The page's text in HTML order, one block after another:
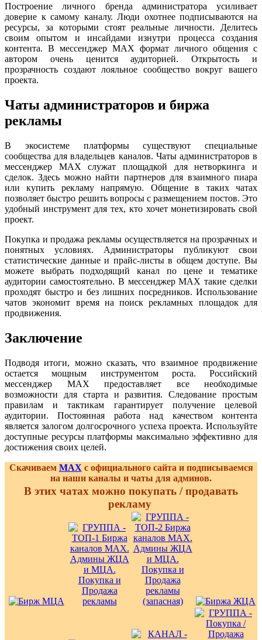
Построение личного бренда администратора усиливает
доверие к самому каналу. Люди охотнее подписываются на
ресурсы, за которыми стоят реальные личности. Делитесь
своим опытом и инсайдами изнутри процесса создания
контента. В мессенджер MAX формат личного общения с
автором очень ценится аудиторией. Открытость и
прозрачность создают лояльное сообщество вокруг вашего
проекта.
Чаты администраторов и биржа
рекламы
В экосистеме платформы существуют специальные
сообщества для владельцев каналов. Чаты администраторов в
мессенджер MAX служат площадкой для нетворкинга и
сделок. Здесь можно найти партнеров для взаимного пиара
или купить рекламу напрямую. Общение в таких чатах
позволяет быстро решить вопросы с размещением постов. Это
удобный инструмент для тех, кто хочет монетизировать свой
проект.
Покупка и продажа рекламы осуществляется на прозрачных и
понятных условиях. Администраторы публикуют свои
статистические данные и прайс-листы в общем доступе. Вы
можете выбрать подходящий канал по цене и тематике
аудитории самостоятельно. В мессенджер MAX такие сделки
проходят быстро и без лишних посредников. Использование
чатов экономит время на поиск рекламных площадок для
продвижения.
Заключение
Подводя итоги, можно сказать, что взаимное продвижение
остается мощным инструментом роста. Российский
мессенджер MAX предоставляет все необходимые
возможности для старта и развития. Следование простым
правилам и тактикам гарантирует получение целевой
аудитории. Постоянная работа над качеством контента
является залогом долгосрочного успеха проекта. Используйте
доступные ресурсы платформы максимально эффективно для
достижения своих целей.
Скачиваем MAX с официального сайта и подписываемся
на наши каналы и чаты для админов.
В этих чатах можно покупать / продавать
рекламу